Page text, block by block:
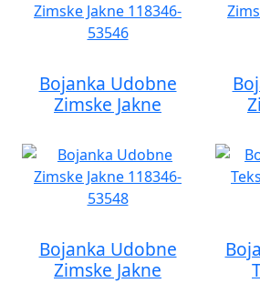
Bojanka Udobne
Zimske Jakne
Bojanka Udobne
Zimske Jakne